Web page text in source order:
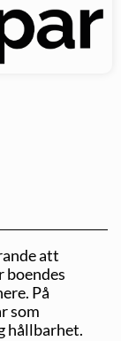
att
boendes
På
som
hållbarhet.